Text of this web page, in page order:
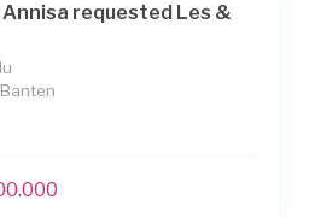
Annisa requested Les &